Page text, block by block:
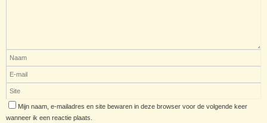
Mijn naam, e-mailadres en site bewaren in deze browser voor de volgende keer
wanneer ik een reactie plaats.